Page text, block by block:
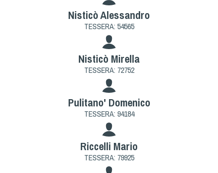
Nisticò Alessandro
TESSERA: 54565
Nisticò Mirella
TESSERA: 72752
Pulitano' Domenico
TESSERA: 94184
Riccelli Mario
TESSERA: 79925